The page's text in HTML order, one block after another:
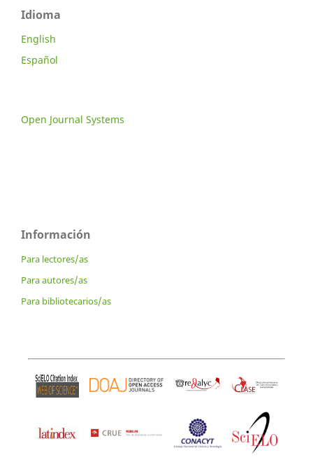
Idioma
English
Español
Open Journal Systems
Información
Para lectores/as
Para autores/as
Para bibliotecarios/as